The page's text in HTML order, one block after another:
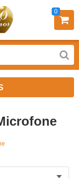
0